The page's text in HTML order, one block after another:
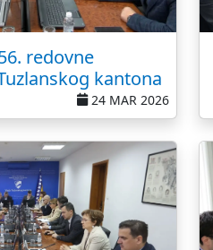
redovne
kantona
24 MAR 2026